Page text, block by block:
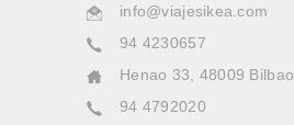
info@viajesikea.com
94 4230657
Henao 33, 48009 Bilbao
94 4792020